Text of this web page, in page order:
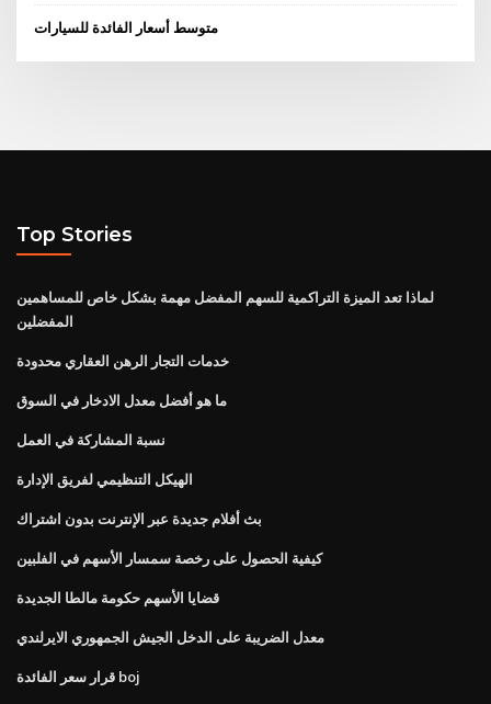
متوسط ​​أسعار الفائدة للسيارات
Top Stories
لماذا تعد الميزة التراكمية للسهم المفضل مهمة بشكل خاص للمساهمين
المفضلين
خدمات التجار الرهن العقاري محدودة
ما هو أفضل معدل الادخار في السوق
نسبة المشاركة في العمل
الهيكل التنظيمي لفريق الإدارة
بث أفلام جديدة عبر الإنترنت بدون اشتراك
كيفية الحصول على رخصة سمسار الأسهم في الفلبين
قضايا الأسهم حكومة مالطا الجديدة
معدل الضريبة على الدخل الجيش الجمهوري الايرلندي
قرار سعر الفائدة boj